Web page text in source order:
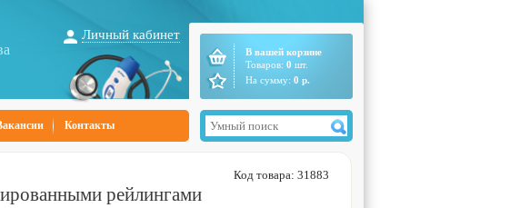
Личный кабинет
В вашей корзине
Товаров: 0 шт.
На сумму: 0 р.
Контакты
Код товара: 31883
рейлингами